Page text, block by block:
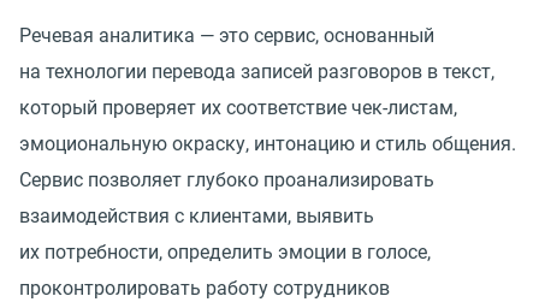
Речевая аналитика — это сервис, основанный
на технологии перевода записей разговоров в текст,
который проверяет их соответствие чек-листам,
эмоциональную окраску, интонацию и стиль общения.
Сервис позволяет глубоко проанализировать
взаимодействия с клиентами, выявить
их потребности, определить эмоции в голосе,
проконтролировать работу сотрудников